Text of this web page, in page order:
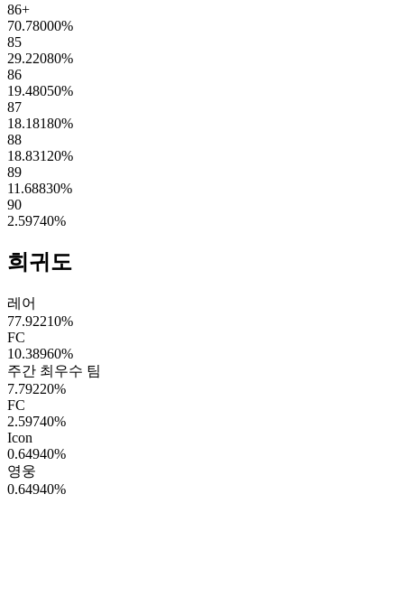
86+
70.78000%
85
29.22080%
86
19.48050%
87
18.18180%
88
18.83120%
89
11.68830%
90
2.59740%
희귀도
레어
77.92210%
FC
10.38960%
주간 최우수 팀
7.79220%
FC
2.59740%
Icon
0.64940%
영웅
0.64940%